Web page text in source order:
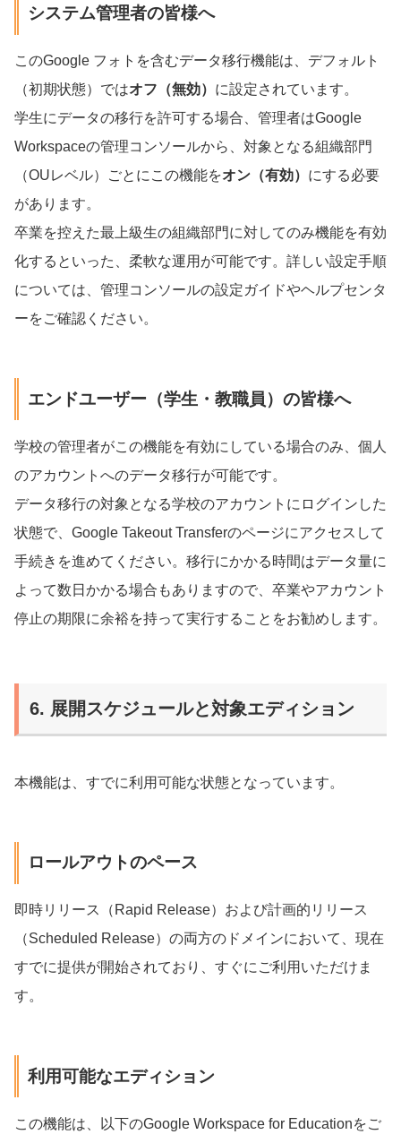
システム管理者の皆様へ
このGoogle フォトを含むデータ移行機能は、デフォルト
（初期状態）ではオフ（無効） に設定されています。
学生にデータの移行を許可する場合、管理者はGoogle
Workspaceの管理コンソールから、対象となる組織部門
（OUレベル）ごとにこの機能をオン（有効） にする必要
があります。
卒業を控えた最上級生の組織部門に対してのみ機能を有効
化するといった、柔軟な運用が可能です。詳しい設定手順
については、管理コンソールの設定ガイドやヘルプセンタ
ーをご確認ください。
エンドユーザー（学生・教職員）の皆様へ
学校の管理者がこの機能を有効にしている場合のみ、個人
のアカウントへのデータ移行が可能です。
データ移行の対象となる学校のアカウントにログインした
状態で、Google Takeout Transferのページにアクセスして
手続きを進めてください。移行にかかる時間はデータ量に
よって数日かかる場合もありますので、卒業やアカウント
停止の期限に余裕を持って実行することをお勧めします。
6. 展開スケジュールと対象エディション
本機能は、すでに利用可能な状態となっています。
ロールアウトのペース
即時リリース（Rapid Release）および計画的リリース
（Scheduled Release）の両方のドメインにおいて、現在
すでに提供が開始されており、すぐにご利用いただけま
す。
利用可能なエディション
この機能は、以下のGoogle Workspace for Educationをご